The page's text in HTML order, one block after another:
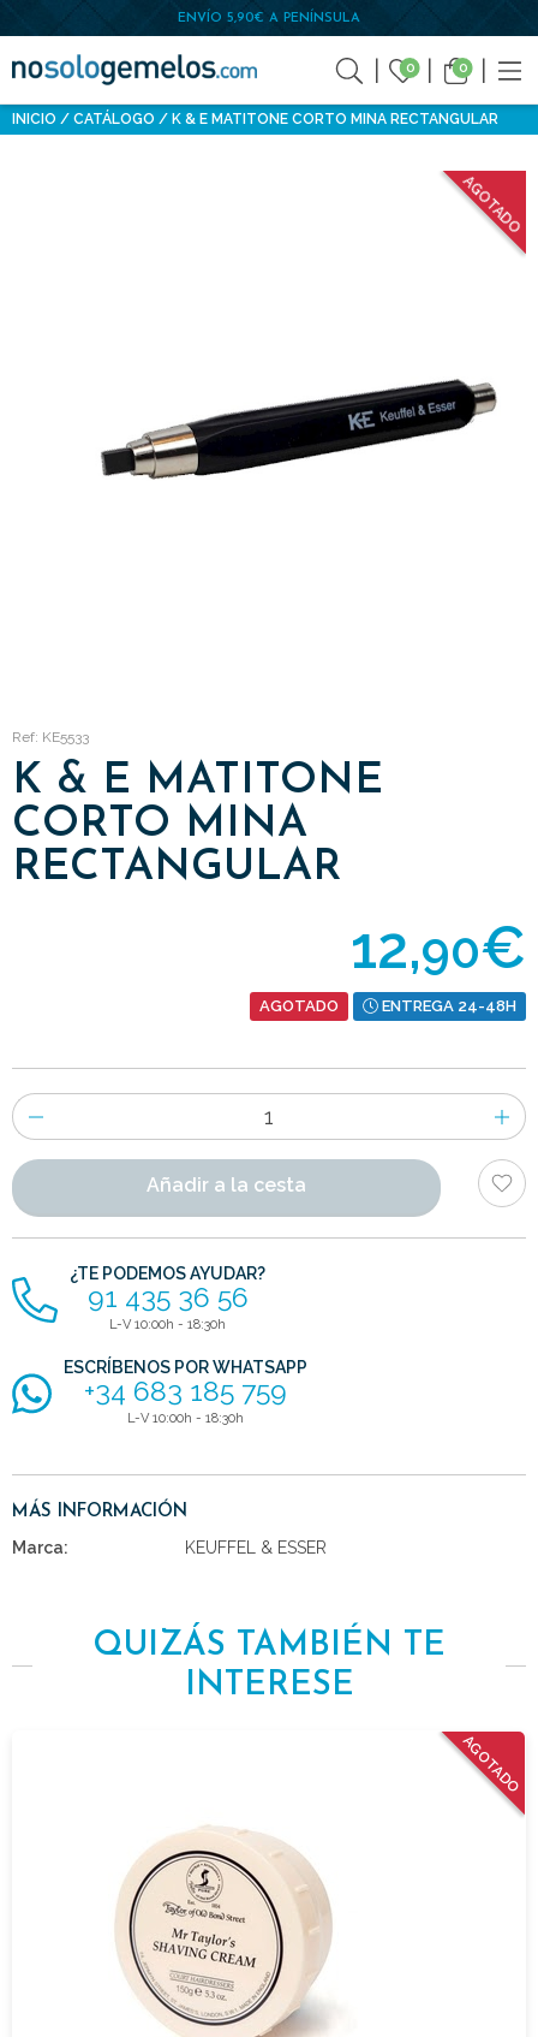
ENVÍO 5,90€ A PENÍNSULA
0 0
INICIO CATÁLOGO K & E MATITONE CORTO MINA RECTANGULAR
AGOTADO
Ref: KE5533
K & E MATITONE
CORTO MINA
RECTANGULAR
12,90€
AGOTADO ENTREGA 24-48H
Número
de
artículos
Añadir a la cesta
¿TE PODEMOS AYUDAR?
91 435 36 56
L-V 10:00h - 18:30h
ESCRÍBENOS POR WHATSAPP
+34 683 185 759
L-V 10:00h - 18:30h
MÁS INFORMACIÓN
Marca: KEUFFEL & ESSER
QUIZÁS TAMBIÉN TE
INTERESE
AGOTADO